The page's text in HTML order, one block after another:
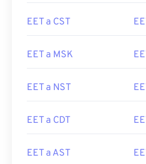
EET a CST
EET a MSK
EET a NST
EET a CDT
EET a AST